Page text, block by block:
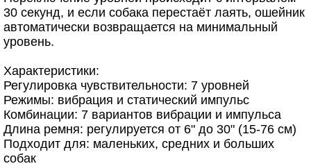
30 секунд, и если собака перестаёт лаять, ошейник
автоматически возвращается на минимальный
уровень.
Характеристики:
Регулировка чувствительности: 7 уровней
Режимы: вибрация и статический импульс
Комбинации: 7 вариантов вибрации и импульса
Длина ремня: регулируется от 6" до 30" (15-76 см)
Подходит для: маленьких, средних и больших
собак